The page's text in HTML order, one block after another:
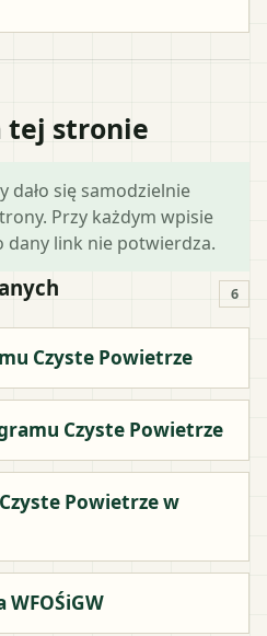
tej stronie
dało się samodzielnie
Przy każdym wpisie
dany link nie potwierdza.
6
Czyste Powietrze
Czyste Powietrze
Powietrze w
WFOŚiGW